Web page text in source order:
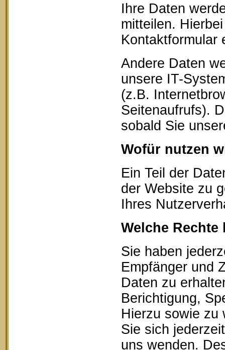
Ihre Daten
mitteilen.
Kontaktformular
Andere Daten
unsere IT-
(z.B.
Seitenaufrufs).
sobald Sie
Wofür nutzen
Ein Teil der
der Website zu
Ihres
Welche
Sie haben
Empfänger und
Daten zu
Berichtigung,
Hierzu sowie zu
Sie sich
uns wenden.